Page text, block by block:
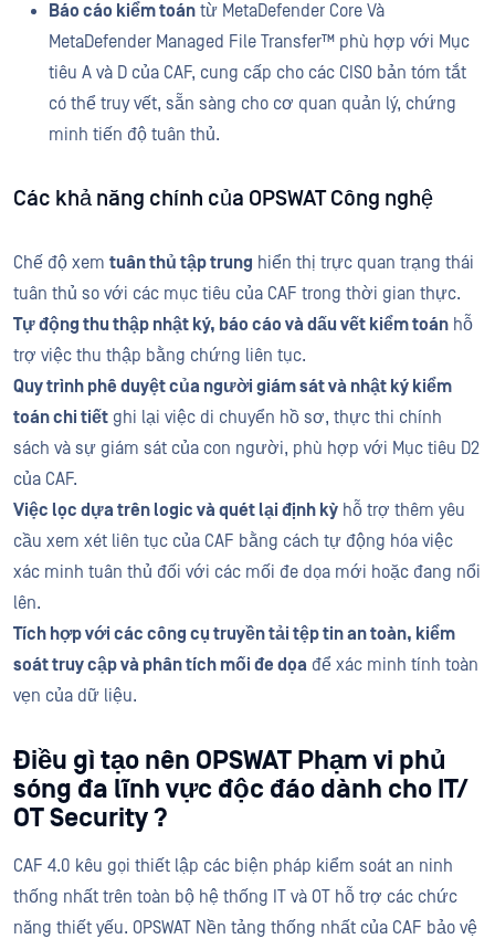
Báo cáo kiểm toán từ MetaDefender Core Và
MetaDefender Managed File Transfer™ phù hợp với Mục
tiêu A và D của CAF, cung cấp cho các CISO bản tóm tắt
có thể truy vết, sẵn sàng cho cơ quan quản lý, chứng
minh tiến độ tuân thủ.
Các khả năng chính của OPSWAT Công nghệ
Chế độ xem tuân thủ tập trung hiển thị trực quan trạng thái
tuân thủ so với các mục tiêu của CAF trong thời gian thực.
Tự động thu thập nhật ký, báo cáo và dấu vết kiểm toán hỗ
trợ việc thu thập bằng chứng liên tục.
Quy trình phê duyệt của người giám sát và nhật ký kiểm
toán chi tiết ghi lại việc di chuyển hồ sơ, thực thi chính
sách và sự giám sát của con người, phù hợp với Mục tiêu D2
của CAF.
Việc lọc dựa trên logic và quét lại định kỳ hỗ trợ thêm yêu
cầu xem xét liên tục của CAF bằng cách tự động hóa việc
xác minh tuân thủ đối với các mối đe dọa mới hoặc đang nổi
lên.
Tích hợp với các công cụ truyền tải tệp tin an toàn, kiểm
soát truy cập và phân tích mối đe dọa để xác minh tính toàn
vẹn của dữ liệu.
Điều gì tạo nên OPSWAT Phạm vi phủ
sóng đa lĩnh vực độc đáo dành cho IT/
OT Security ?
CAF 4.0 kêu gọi thiết lập các biện pháp kiểm soát an ninh
thống nhất trên toàn bộ hệ thống IT và OT hỗ trợ các chức
năng thiết yếu. OPSWAT Nền tảng thống nhất của CAF bảo vệ